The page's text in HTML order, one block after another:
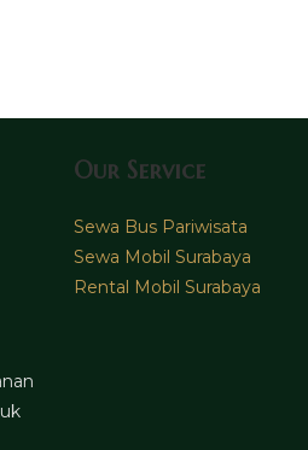
Our Service
Sewa Bus Pariwisata
Sewa Mobil Surabaya
Rental Mobil Surabaya